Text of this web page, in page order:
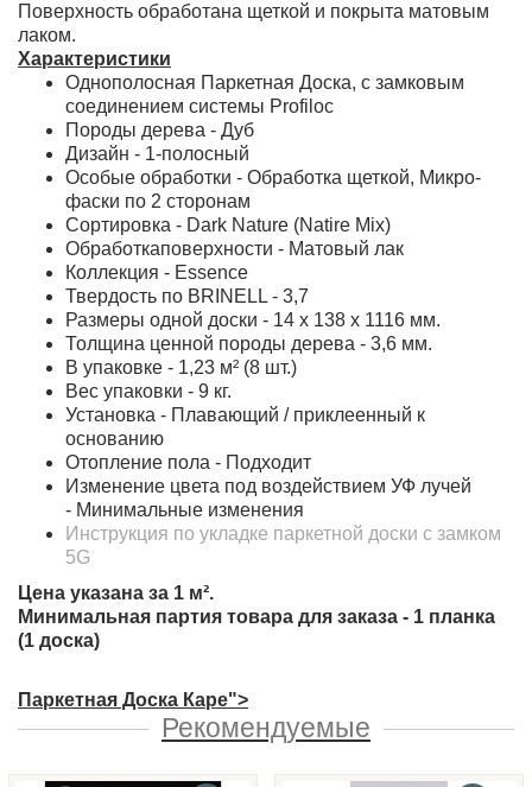
Поверхность обработана щеткой и покрыта матовым
лаком.
Характеристики
Однополосная Паркетная Доска, с замковым
соединением системы Profiloc
Породы дерева - Дуб
Дизайн - 1-полосный
Особые обработки - Обработка щеткой, Микро-
фаски по 2 сторонам
Сортировка - Dark Nature (Natire Mix)
Обработкаповерхности - Матовый лак
Коллекция - Essence
Твердость по BRINELL - 3,7
Размеры одной доски - 14 x 138 x 1116 мм.
Толщина ценной породы дерева - 3,6 мм.
В упаковке - 1,23 м² (8 шт.)
Вес упаковки - 9 кг.
Установка - Плавающий / приклеенный к
основанию
Отопление пола - Подходит
Изменение цвета под воздействием УФ лучей
- Минимальные изменения
Инструкция по укладке паркетной доски с замком
5G
Цена указана за 1 м².
Минимальная партия товара для заказа - 1 планка
(1 доска)
Паркетная Доска Каре">
Рекомендуемые